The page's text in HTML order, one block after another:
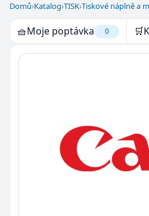
Domů›Katalog›TISK›Tiskové náplně a
🧺Moje poptávka 0 🛒